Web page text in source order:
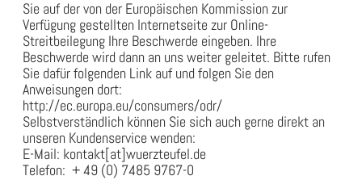
Sie auf der von der Europäischen Kommission zur
Verfügung gestellten Internetseite zur Online-
Streitbeilegung Ihre Beschwerde eingeben. Ihre
Beschwerde wird dann an uns weiter geleitet. Bitte rufen
Sie dafür folgenden Link auf und folgen Sie den
Anweisungen dort:
http://ec.europa.eu/consumers/odr/
Selbstverständlich können Sie sich auch gerne direkt an
unseren Kundenservice wenden:
E-Mail: kontakt[at]wuerzteufel.de
Telefon: + 49 (0) 7485 9767-0